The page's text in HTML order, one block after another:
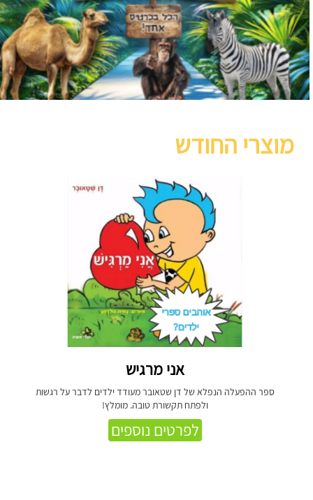
מוצרי החודש
אני מרגיש
ספר ההפעלה הנפלא של דן שטאובר מעודד ילדים לדבר על רגשות
ולפתח תקשורת טובה. מומלץ!
לפרטים נוספים